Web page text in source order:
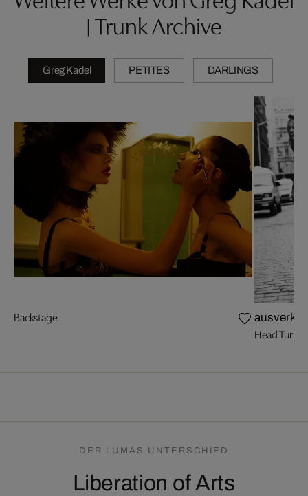
| Trunk Archive
Greg Kadel PETITES DARLINGS
Backstage
Head Turner
DER LUMAS UNTERSCHIED
Liberation of Arts